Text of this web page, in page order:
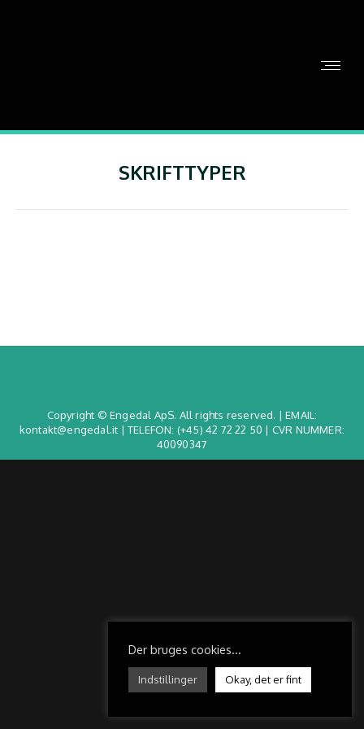
SKRIFTTYPER
Copyright © Engedal ApS. All rights reserved. | EMAIL:
kontakt@engedal.it | TELEFON: (+45) 42 72 22 50 | CVR NUMMER:
40090347
Der bruges cookies...
Indstillinger Okay, det er fint